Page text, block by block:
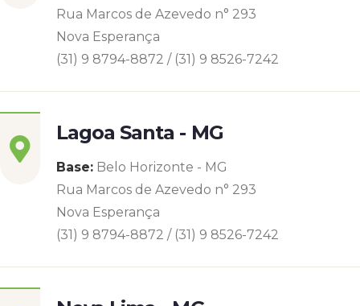
Rua Marcos de Azevedo n° 293
Nova Esperança
(31) 9 8794-8872 / (31) 9 8526-7242
Lagoa Santa - MG
Base: Belo Horizonte - MG
Rua Marcos de Azevedo n° 293
Nova Esperança
(31) 9 8794-8872 / (31) 9 8526-7242